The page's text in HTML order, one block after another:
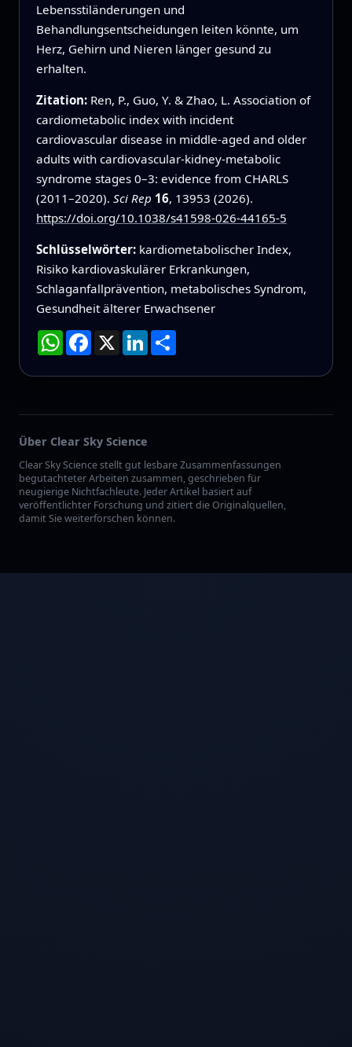
Lebensstiländerungen und
Behandlungsentscheidungen leiten könnte, um
Herz, Gehirn und Nieren länger gesund zu
erhalten.
Zitation: Ren, P., Guo, Y. & Zhao, L. Association of
cardiometabolic index with incident
cardiovascular disease in middle-aged and older
adults with cardiovascular-kidney-metabolic
syndrome stages 0–3: evidence from CHARLS
(2011–2020). Sci Rep 16, 13953 (2026).
https://doi.org/10.1038/s41598-026-44165-5
Schlüsselwörter: kardiometabolischer Index,
Risiko kardiovaskulärer Erkrankungen,
Schlaganfallprävention, metabolisches Syndrom,
Gesundheit älterer Erwachsener
WhatsApp
Facebook
X LinkedInTeilen
Über Clear Sky Science
Clear Sky Science stellt gut lesbare Zusammenfassungen
begutachteter Arbeiten zusammen, geschrieben für
neugierige Nichtfachleute. Jeder Artikel basiert auf
veröffentlichter Forschung und zitiert die Originalquellen,
damit Sie weiterforschen können.